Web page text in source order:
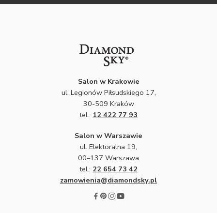
Salon w Krakowie
ul. Legionów Piłsudskiego 17,
30-509 Kraków
tel.: 12 422 77 93
Salon w Warszawie
ul. Elektoralna 19,
00–137 Warszawa
tel.: 22 654 73 42
zamowienia@diamondsky.pl